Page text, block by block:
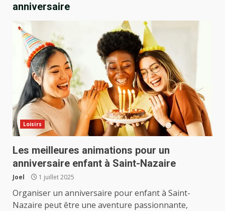
anniversaire
Loisirs
Les meilleures animations pour un
anniversaire enfant à Saint-Nazaire
Joel 1 juillet 2025
Organiser un anniversaire pour enfant à Saint-
Nazaire peut être une aventure passionnante,